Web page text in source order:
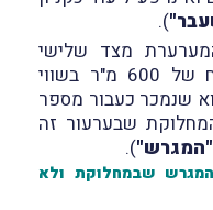
).
רכשה המערערת מצד שלישי
מגרש בראשון לציון בשטח של 600 מ"ר בשווי
שנמכר כעבור מספר
שבערעור זה
"המגרש").
שבמחלוקת ולא